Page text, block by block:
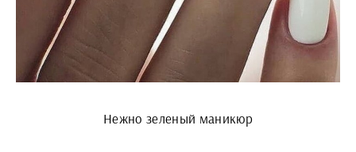
Нежно зеленый маникюр